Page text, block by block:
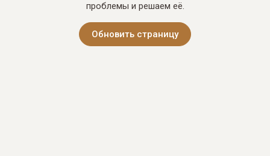
проблемы и решаем её.
Обновить страницу